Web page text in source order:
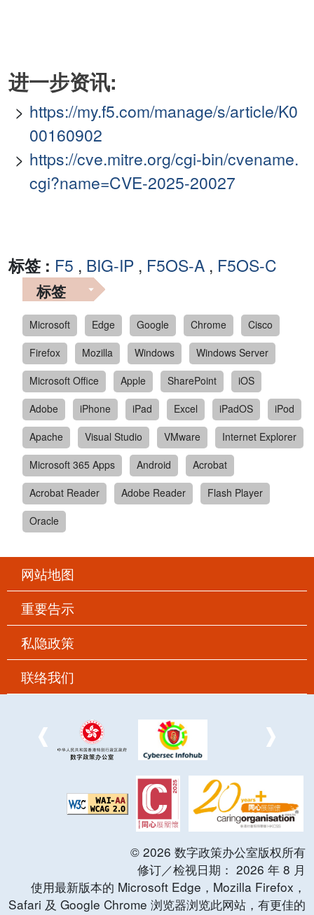
进一步资讯:
https://my.f5.com/manage/s/article/K0
00160902
https://cve.mitre.org/cgi-bin/cvename.
cgi?name=CVE-2025-20027
标签 : F5 , BIG-IP , F5OS-A , F5OS-C
标签
Microsoft Edge Google Chrome
Cisco
Firefox
Mozilla Windows
Windows Server
Microsoft Office
Apple SharePoint
iOS
Adobe
iPhone iPad Excel iPadOS
iPod
Apache
Visual Studio VMware
Internet Explorer
Microsoft 365 Apps
Android
Acrobat
Acrobat Reader
Adobe Reader
Flash Player
Oracle
网站地图
重要告示
私隐政策
联络我们
© 2026 数字政策办公室版权所有
修订／检视日期： 2026 年 8 月
使用最新版本的 Microsoft Edge，Mozilla Firefox，
Safari 及 Google Chrome 浏览器浏览此网站，有更佳的